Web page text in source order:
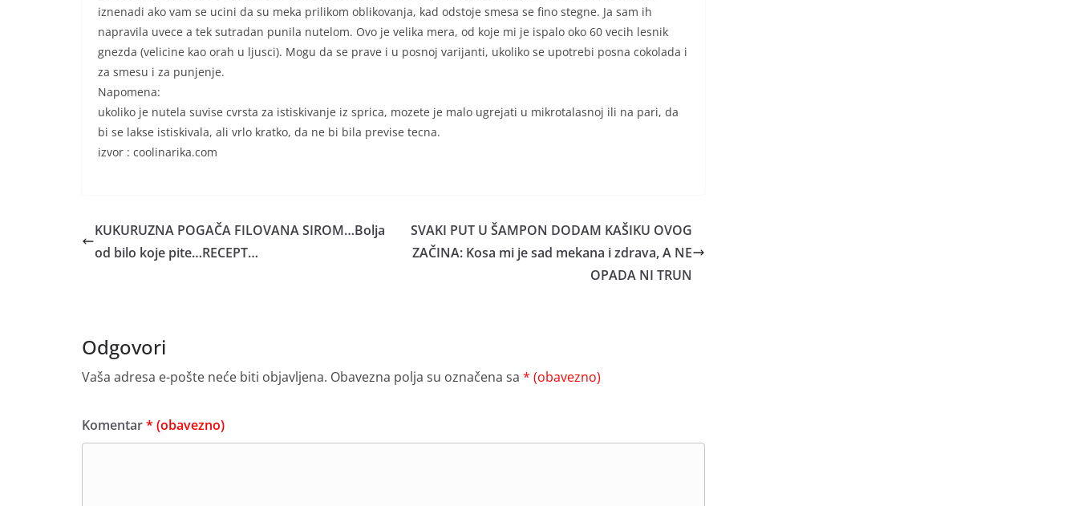
iznenadi ako vam se ucini da su meka prilikom oblikovanja, kad odstoje smesa se fino stegne. Ja sam ih
napravila uvece a tek sutradan punila nutelom. Ovo je velika mera, od koje mi je ispalo oko 60 vecih lesnik
gnezda (velicine kao orah u ljusci). Mogu da se prave i u posnoj varijanti, ukoliko se upotrebi posna cokolada i
za smesu i za punjenje.
Napomena:
ukoliko je nutela suvise cvrsta za istiskivanje iz sprica, mozete je malo ugrejati u mikrotalasnoj ili na pari, da
bi se lakse istiskivala, ali vrlo kratko, da ne bi bila previse tecna.
izvor : coolinarika.com
KUKURUZNA POGAČA FILOVANA SIROM…Bolja
od bilo koje pite…RECEPT…
SVAKI PUT U ŠAMPON DODAM KAŠIKU OVOG
ZAČINA: Kosa mi je sad mekana i zdrava, A NE
OPADA NI TRUN
Odgovori
Vaša adresa e-pošte neće biti objavljena. Obavezna polja su označena sa * (obavezno)
Komentar* (obavezno)